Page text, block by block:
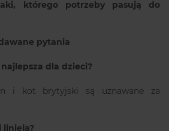
którego potrzeby pasują do
pytania
najlepsza dla dzieci?
i kot brytyjski są uznawane za
linieją?